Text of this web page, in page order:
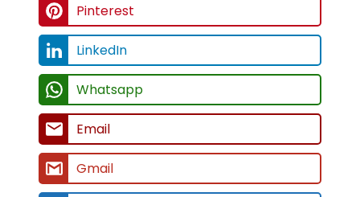
Pinterest
LinkedIn
Whatsapp
Email
Gmail